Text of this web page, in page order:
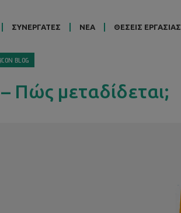
ΣΥΝΕΡΓΑΤΕΣ ΝΕΑ ΘΕΣΕΙΣ ΕΡΓΑΣΙΑΣ
BLOG
Πώς μεταδίδεται;